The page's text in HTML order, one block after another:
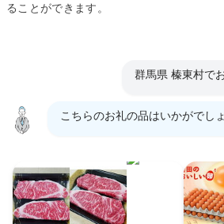
ることができます。
群馬県 榛東村で
こちらのお礼の品はいかがでし